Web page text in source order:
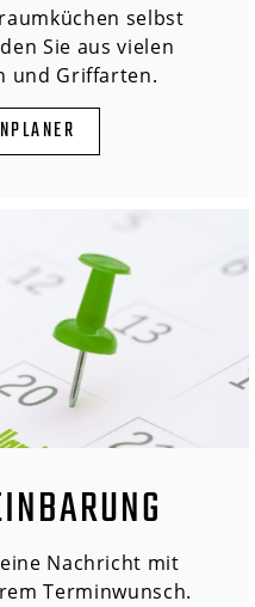
selbst
Sie aus vielen
und Griffarten.
Nachricht mit
Terminwunsch.